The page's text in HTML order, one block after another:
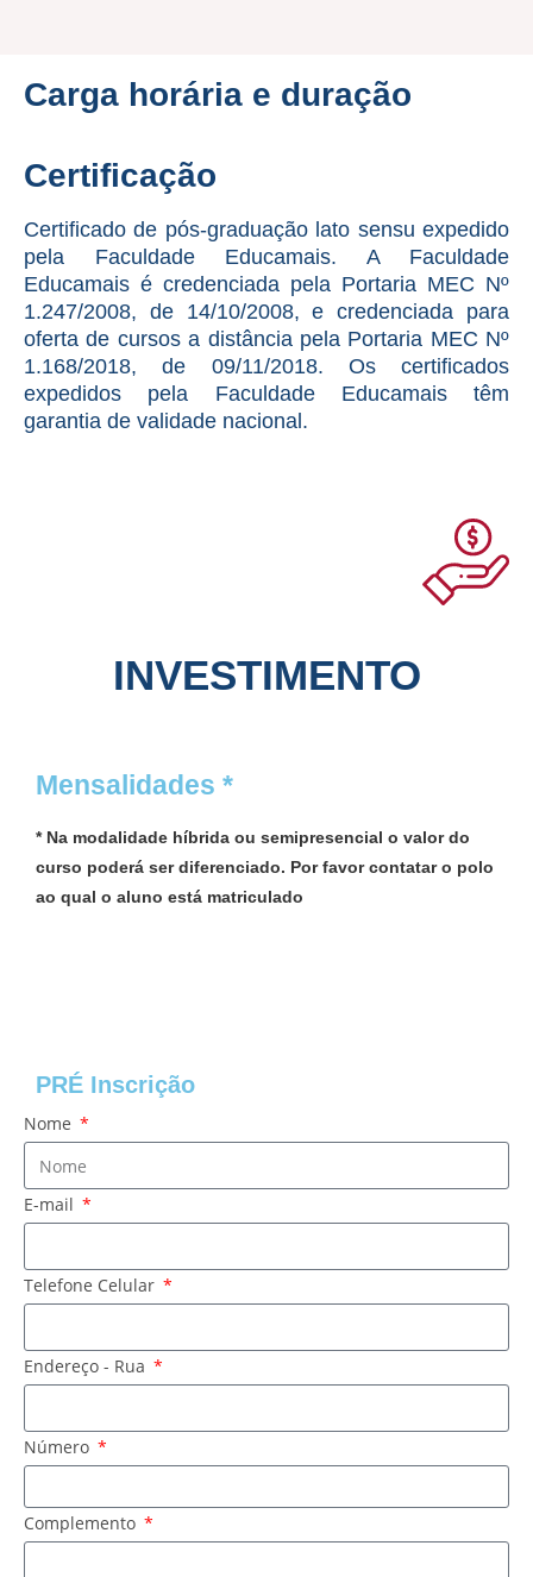
Carga horária e duração
Certificação
Certificado de pós-graduação lato sensu expedido
pela Faculdade Educamais. A Faculdade
Educamais é credenciada pela Portaria MEC Nº
1.247/2008, de 14/10/2008, e credenciada para
oferta de cursos a distância pela Portaria MEC Nº
1.168/2018, de 09/11/2018. Os certificados
expedidos pela Faculdade Educamais têm
garantia de validade nacional.
INVESTIMENTO
Mensalidades *
* Na modalidade híbrida ou semipresencial o valor do
curso poderá ser diferenciado. Por favor contatar o polo
ao qual o aluno está matriculado
PRÉ Inscrição
Nome
E-mail
Telefone Celular
Endereço - Rua
Número
Complemento